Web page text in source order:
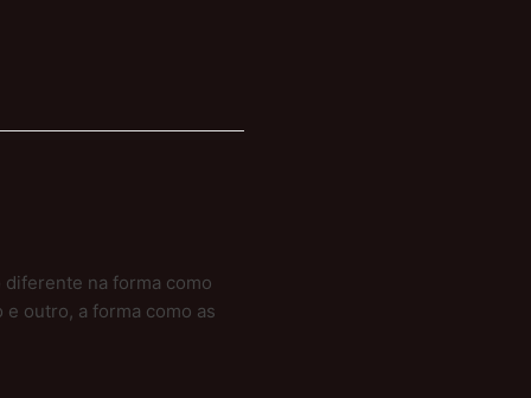
diferente na forma como
outro, a forma como as